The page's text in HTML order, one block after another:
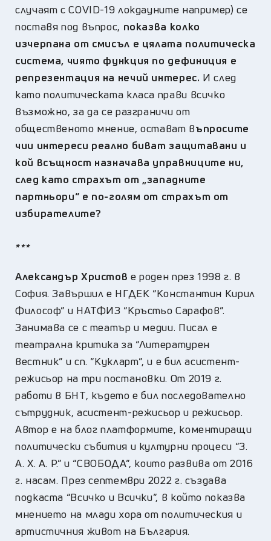
случаят с COVID-19 локдауните например) се
поставя под въпрос, показва колко
изчерпана от смисъл е цялата политическа
система, чиято функция по дефиниция е
репрезентация на нечий интерес. И след
като политическата класа прави всичко
възможно, за да се разграничи от
общественото мнение, остават въпросите
чии интереси реално биват защитавани и
кой всъщност назначава управниците ни,
след като страхът от „западните
партньори“ е по-голям от страхът от
избирателите?
***
Александър Христов е роден през 1998 г. в
София. Завършил e НГДЕК “Константин Кирил
Философ” и НАТФИЗ “Кръстьо Сарафов”.
Занимава се с театър и медии. Писал е
театрална критика за “Литературен
вестник” и сп. “Кукларт”, и е бил асистент-
режисьор на три постановки. От 2019 г.
работи в БНТ, където е бил последователно
сътрудник, асистент-режисьор и режисьор.
Автор е на блог платформите, коментиращи
политически събития и културни процеси “З.
А. Х. А. Р.” и “СВОБОДА”, които развива от 2016
г. насам. През септември 2022 г. създава
подкаста “Всичко и Всички”, в който показва
мнението на млади хора от политическия и
артистичния живот на България.